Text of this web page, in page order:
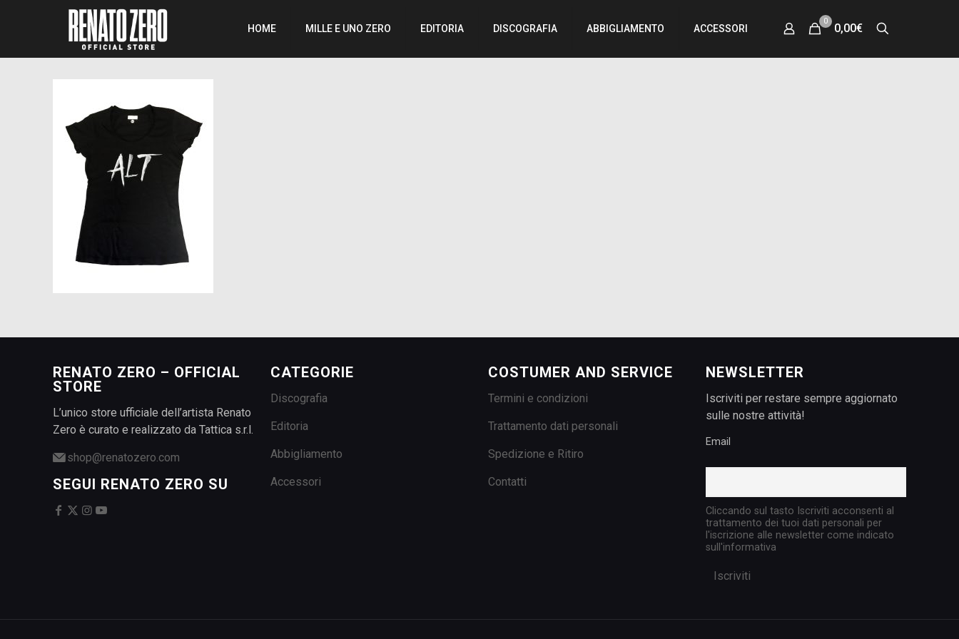
HOME MILLE E UNO ZERO EDITORIA DISCOGRAFIA ABBIGLIAMENTO ACCESSORI
0
0,00€
RENATO ZERO – OFFICIAL
STORE
L’unico store ufficiale dell’artista Renato
Zero è curato e realizzato da Tattica s.r.l.
shop@renatozero.com
SEGUI RENATO ZERO SU
CATEGORIE
Discografia
Editoria
Abbigliamento
Accessori
COSTUMER AND SERVICE
Termini e condizioni
Trattamento dati personali
Spedizione e Ritiro
Contatti
NEWSLETTER
Iscriviti per restare sempre aggiornato
sulle nostre attività!
Email
Cliccando sul tasto Iscriviti acconsenti al
trattamento dei tuoi dati personali per
l'iscrizione alle newsletter come indicato
sull'informativa